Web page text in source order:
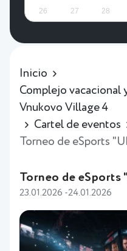
26
27 28
Inicio
Complejo vacacional
Vnukovo Village 4
Cartel de eventos
Torneo de eSports
Torneo de eSports
23.01.2026 -24.01.2026